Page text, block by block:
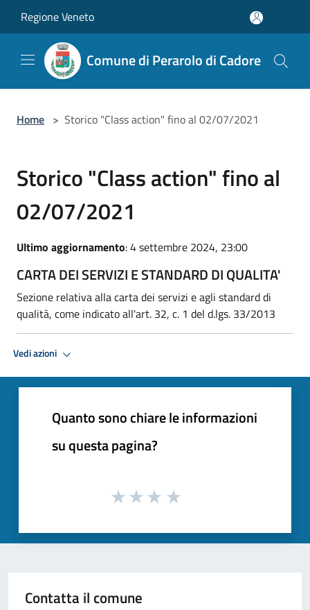
Regione Veneto
Comune di Perarolo di Cadore
Home > Storico "Class action" fino al 02/07/2021
Storico "Class action" fino al
02/07/2021
Ultimo aggiornamento: 4 settembre 2024, 23:00
CARTA DEI SERVIZI E STANDARD DI QUALITA'
Sezione relativa alla carta dei servizi e agli standard di
qualità, come indicato all'art. 32, c. 1 del d.lgs. 33/2013
Vedi azioni
Quanto sono chiare le informazioni
su questa pagina?
Contatta il comune